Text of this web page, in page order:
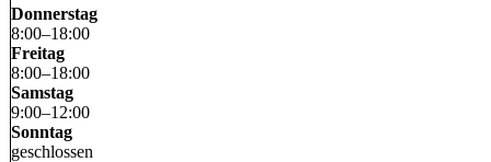
Donnerstag
8:00–18:00
Freitag
8:00–18:00
Samstag
9:00–12:00
Sonntag
geschlossen